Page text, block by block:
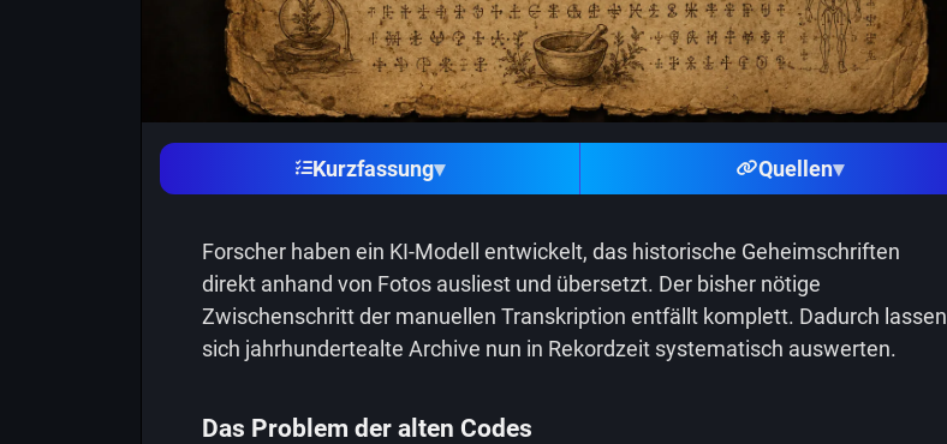
Kurzfassung▾ Quellen▾
Forscher haben ein KI-Modell entwickelt, das historische Geheimschriften
direkt anhand von Fotos ausliest und übersetzt. Der bisher nötige
Zwischenschritt der manuellen Transkription entfällt komplett. Dadurch lassen
sich jahrhundertealte Archive nun in Rekordzeit systematisch auswerten.
Das Problem der alten Codes